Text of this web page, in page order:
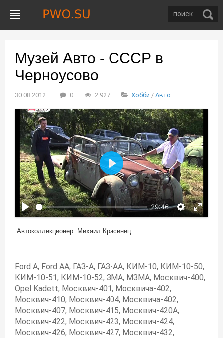
Музей Авто - СССР в
Черноусово
30.08.2012 0 2 927 Хобби / Авто
29:46
Воспроизвести
Автоколлекционер: Михаил Красинец
Ford A, Ford AA, ГАЗ-А, ГАЗ-АА, КИМ-10, КИМ-10-50,
КИМ-10-51, КИМ-10-52, ЗМА, МЗМА, Москвич-400,
Opel Kadett, Москвич-401, Москвича-402,
Москвич-410, Москвич-404, Москвича-402,
Москвич-407, Москвич-415, Москвич-420А,
Москвич-422, Москвич-423, Москвич-424,
Москвич-426, Москвич-427, Москвич-432,